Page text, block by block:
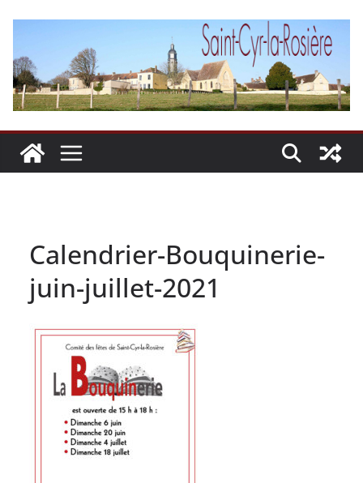
contenu
Calendrier-Bouquinerie-
juin-juillet-2021